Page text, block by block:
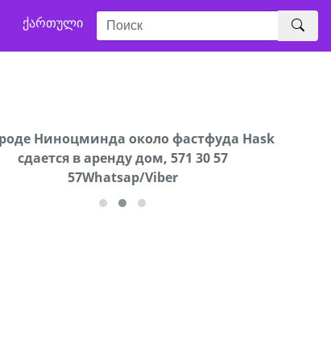
ქართული
Ниноцминда около фастфуда Hask
cдается в аренду дом, 571 30 57
57Whatsap/Viber
машина марки Prado,571 30 57
57Whatsap/Viber